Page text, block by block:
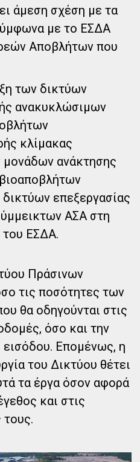
άμεση σχέση με τα
με το ΕΣΔΑ
Αποβλήτων που
των δικτύων
ανακυκλώσιμων
κλίμακας
ανάκτησης
επεξεργασίας
ΑΣΑ στη
ΕΣΔΑ.
Πράσινων
τις ποσότητες των
θα οδηγούνται στις
όσο και την
εισόδου. Επομένως, η
του Δικτύου θέτει
τα έργα όσον αφορά
και στις
τους.